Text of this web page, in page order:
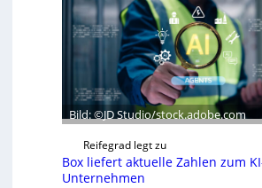
Bild: ©JD Studio/stock.adobe.com
Reifegrad legt zu
Box liefert aktuelle Zahlen zum
Unternehmen